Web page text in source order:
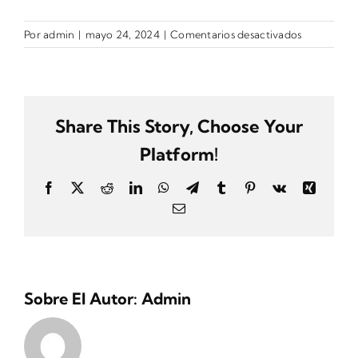
grande
Poradmin | mayo 24, 2024 | Comentarios desactivadosen
3
Share This Story, Choose Your
Platform!
Facebook RedditLinkedInWhatsApp
TelegramTumblr Pinterest
Vk
Xing
Correo
Sobre El Autor: Admin